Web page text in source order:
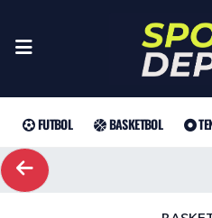
FUTBOL BASKETBOL
Türkiye Basketbol Ligi
Sultanlar Ligi
Nöbetçi Eczaneler